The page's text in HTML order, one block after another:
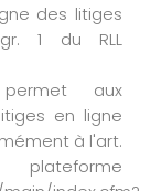
des litiges
1 du RLL
aux
en ligne
à l'art.